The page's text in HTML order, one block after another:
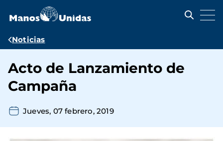
contenido
Ruta
navegación
Noticias
Acto de Lanzamiento de
Campaña
Jueves, 07 febrero, 2019